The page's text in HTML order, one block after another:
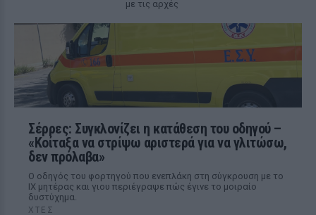
με τις αρχές
Σέρρες: Συγκλονίζει η κατάθεση του οδηγού –
«Κοίταξα να στρίψω αριστερά για να γλιτώσω,
δεν πρόλαβα»
Ο οδηγός του φορτηγού που ενεπλάκη στη σύγκρουση με το
ΙΧ μητέρας και γιου περιέγραψε πώς έγινε το μοιραίο
δυστύχημα.
ΧΤΕΣ